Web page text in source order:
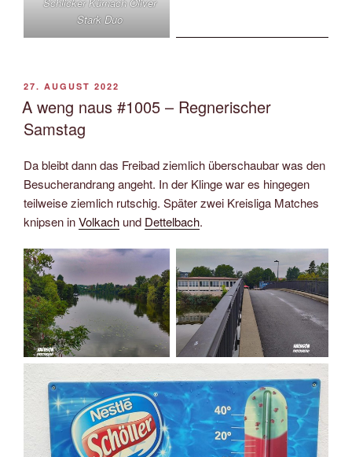
Schlicker Kürnach Oliver
Stark Duo
VERÖFFENTLICHT
AM
27. AUGUST 2022
A weng naus #1005 – Regnerischer
Samstag
Da bleibt dann das Freibad ziemlich überschaubar was den
Besucherandrang angeht. In der Klinge war es hingegen
teilweise ziemlich rutschig. Später zwei Kreisliga Matches
knipsen inVolkach und Dettelbach.